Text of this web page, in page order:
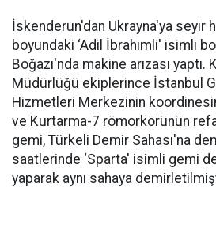
İskenderun'dan Ukrayna'ya seyir
boyundaki ‘Adil İbrahimli' isimli
Boğazı'nda makine arızası yaptı.
Müdürlüğü ekiplerince İstanbul
Hizmetleri Merkezinin
ve Kurtarma-7 römorkörünün
gemi, Türkeli Demir Sahası'na
saatlerinde ‘Sparta' isimli gemi
yaparak aynı sahaya